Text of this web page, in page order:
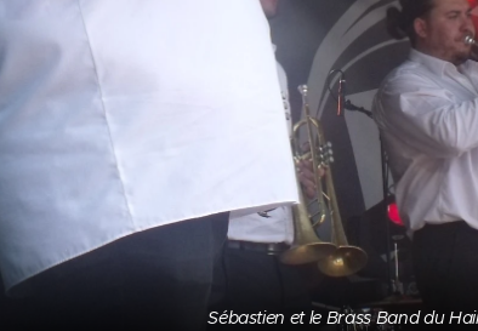
Sébastien et le Brass Band du